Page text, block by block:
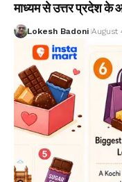
माध्यम से उत्तर प्रदेश के
Lokesh Badoni August